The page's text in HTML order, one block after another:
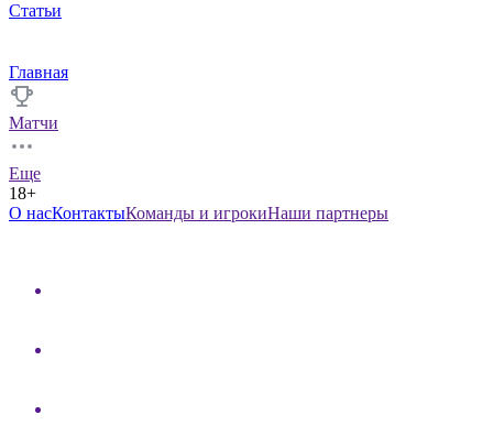
Статьи
Главная
Матчи
Еще
18+
О насКонтактыКоманды и игрокиНаши партнеры